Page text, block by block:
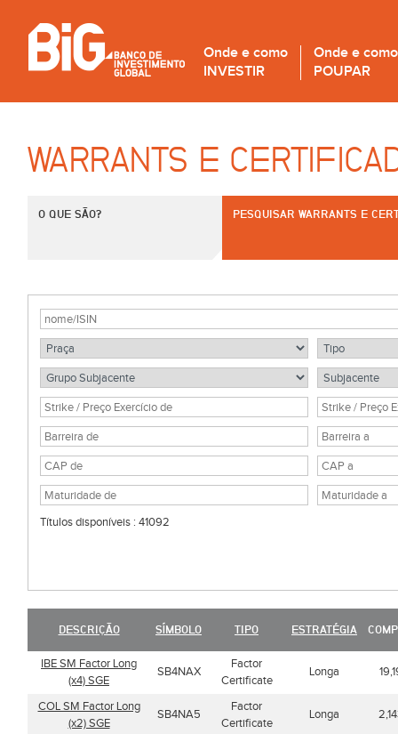
Onde e como
INVESTIR
Onde e como
POUPAR
WARRANTS E
O QUE SÃO? PESQUISAR WARRANTS E
Títulos disponíveis : 41092
DESCRIÇÃO SÍMBOLO TIPO ESTRATÉGIA
IBE SM Factor Long
(x4) SGE
SB4NAX
Factor
Certificate
Longa
COL SM Factor Long
(x2) SGE
SB4NA5
Factor
Certificate
Longa